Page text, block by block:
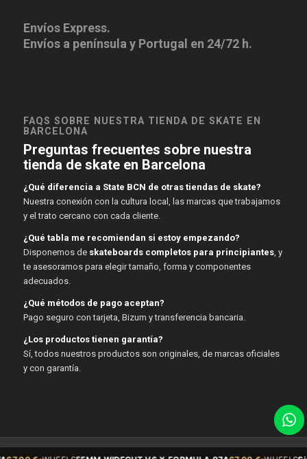
Envíos Express.
Envíos a península y Portugal en 24/72 h.
FAQS SOBRE NUESTRA TIENDA DE SKATE EN
BARCELONA
Preguntas frecuentes sobre nuestra
tienda de skate en Barcelona
¿Qué diferencia a State BCN de otras tiendas de skate?
Nuestra conexión con la cultura local, las marcas que trabajamos
y el trato cercano con cada cliente.
¿Qué tabla me recomiendan si estoy empezando?
Disponemos de skateboards completos para principiantes, y
te asesoramos para elegir tamaño, forma y componentes
adecuados.
¿Qué métodos de pago aceptan?
Pago seguro con tarjeta, Bizum y transferencia bancaria.
¿Los productos tienen garantía?
Sí, todos nuestros productos son originales, de marcas oficiales
y con garantía.
© Copyright - State BCN - 2026